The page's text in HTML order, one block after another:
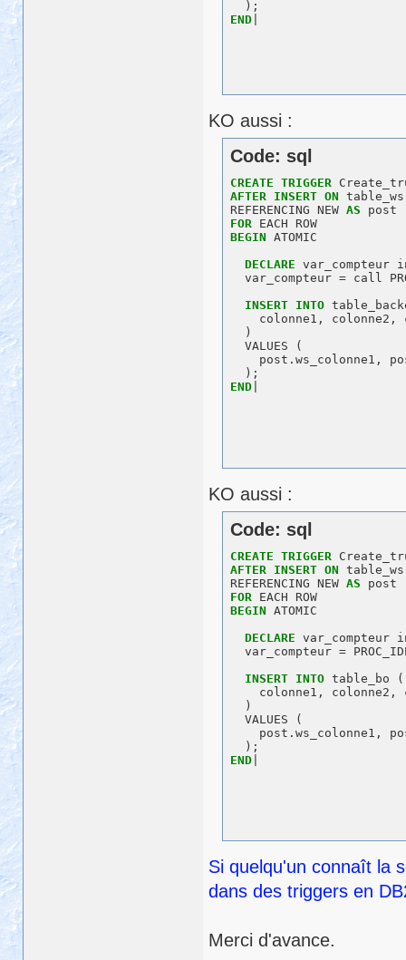
END
KO aussi :
Code: sql
CREATE TRIGGER
AFTER INSERT ON table_ws
REFERENCING NEW AS
FOR
BEGIN ATOMIC
DECLARE var_compteur
var_compteur = call
INSERT INTO
colonne1, colonne2,
  )
  VALUES (
post.ws_colonne1,
END
KO aussi :
Code: sql
CREATE TRIGGER
AFTER
INSERT ON table_ws
REFERENCING NEW AS
FOR
BEGIN ATOMIC
DECLARE var_compteur
var_compteur =
INSERT INTO table_bo (
colonne1, colonne2,
  )
  VALUES (
post.ws_colonne1,
END
Si quelqu'un connaît la
dans des triggers en
Merci d'avance.